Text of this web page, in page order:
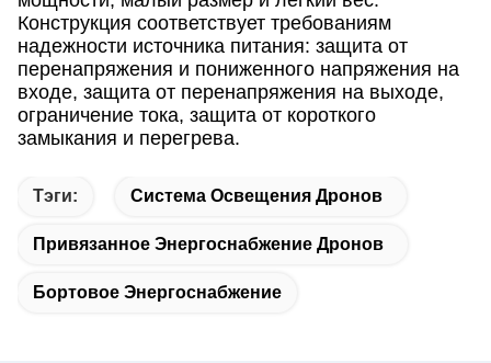
Конструкция соответствует требованиям
надежности источника питания: защита от
перенапряжения и пониженного напряжения на
входе, защита от перенапряжения на выходе,
ограничение тока, защита от короткого
замыкания и перегрева.
Тэги: Система Освещения Дронов
Привязанное Энергоснабжение Дронов
Бортовое Энергоснабжение